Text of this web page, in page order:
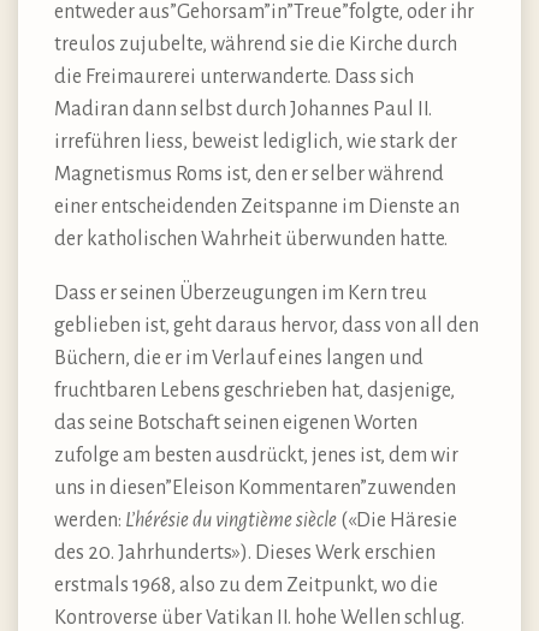
entweder aus”Gehorsam”in”Treue”folgte, oder ihr
treulos zujubelte, während sie die Kirche durch
die Freimaurerei unterwanderte. Dass sich
Madiran dann selbst durch Johannes Paul II.
irreführen liess, beweist lediglich, wie stark der
Magnetismus Roms ist, den er selber während
einer entscheidenden Zeitspanne im Dienste an
der katholischen Wahrheit überwunden hatte.
Dass er seinen Überzeugungen im Kern treu
geblieben ist, geht daraus hervor, dass von all den
Büchern, die er im Verlauf eines langen und
fruchtbaren Lebens geschrieben hat, dasjenige,
das seine Botschaft seinen eigenen Worten
zufolge am besten ausdrückt, jenes ist, dem wir
uns in diesen”Eleison Kommentaren”zuwenden
werden: L’hérésie du vingtième siècle («Die Häresie
des 20. Jahrhunderts»). Dieses Werk erschien
erstmals 1968, also zu dem Zeitpunkt, wo die
Kontroverse über Vatikan II. hohe Wellen schlug.